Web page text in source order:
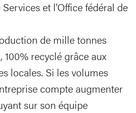
et l’Office fédéral de
de mille tonnes
100% recyclé grâce aux
locales. Si les volumes
compte augmenter
sur son équipe